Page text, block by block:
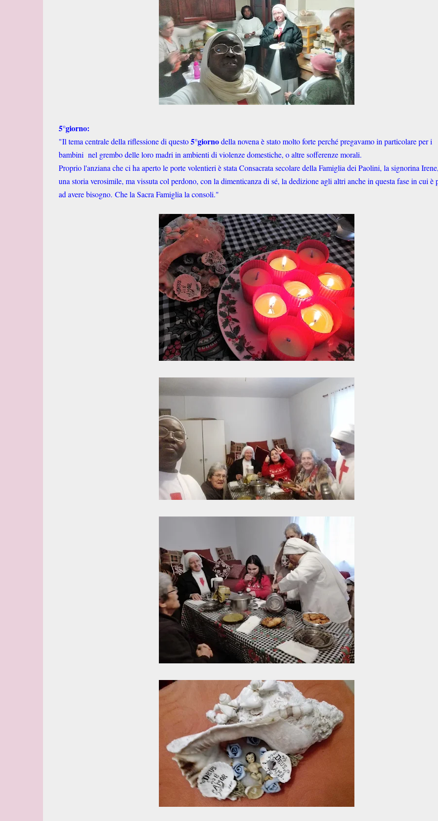
5°giorno:
"Il tema centrale della riflessione di questo5°giornodella novena è stato molto forte perché pregavamo in particolare per i
bambini nel grembo delle loro madri in ambienti di violenze domestiche, o altre sofferenze morali.
Proprio l'anziana che ci ha aperto le porte volentieri è stata Consacrata secolare della Famiglia dei Paolini, la signorina
una storia verosimile, ma vissuta col perdono, con la dimenticanza di sé, la dedizione agli altri anche in questa fase in cui è
ad avere bisogno. Che la Sacra Famiglia la consoli."